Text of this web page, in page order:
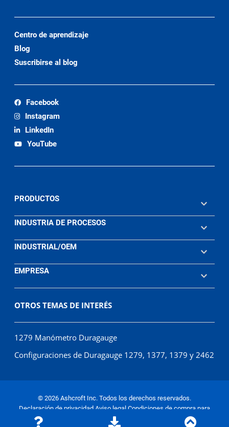
Centro de aprendizaje
Blog
Suscribirse al blog
Facebook
Instagram
LinkedIn
YouTube
PRODUCTOS
INDUSTRIA DE PROCESOS
INDUSTRIAL/OEM
EMPRESA
OTROS TEMAS DE INTERÉS
1279 Manómetro Duragauge
Configuraciones de Duragauge 1279, 1377, 1379 y 2462
© 2026 Ashcroft Inc. Todos los derechos reservados.
Declaración de privacidad Aviso legal Condiciones de compra para
Condiciones de venta